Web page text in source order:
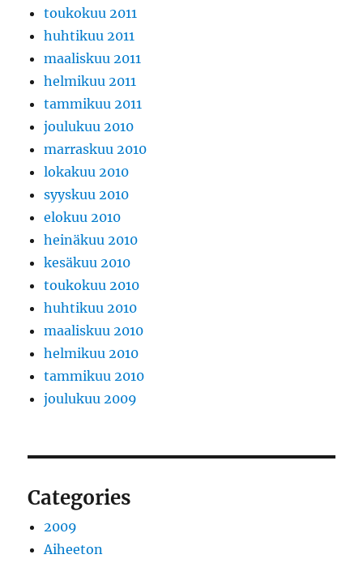
toukokuu 2011
huhtikuu 2011
maaliskuu 2011
helmikuu 2011
tammikuu 2011
joulukuu 2010
marraskuu 2010
lokakuu 2010
syyskuu 2010
elokuu 2010
heinäkuu 2010
kesäkuu 2010
toukokuu 2010
huhtikuu 2010
maaliskuu 2010
helmikuu 2010
tammikuu 2010
joulukuu 2009
Categories
2009
Aiheeton